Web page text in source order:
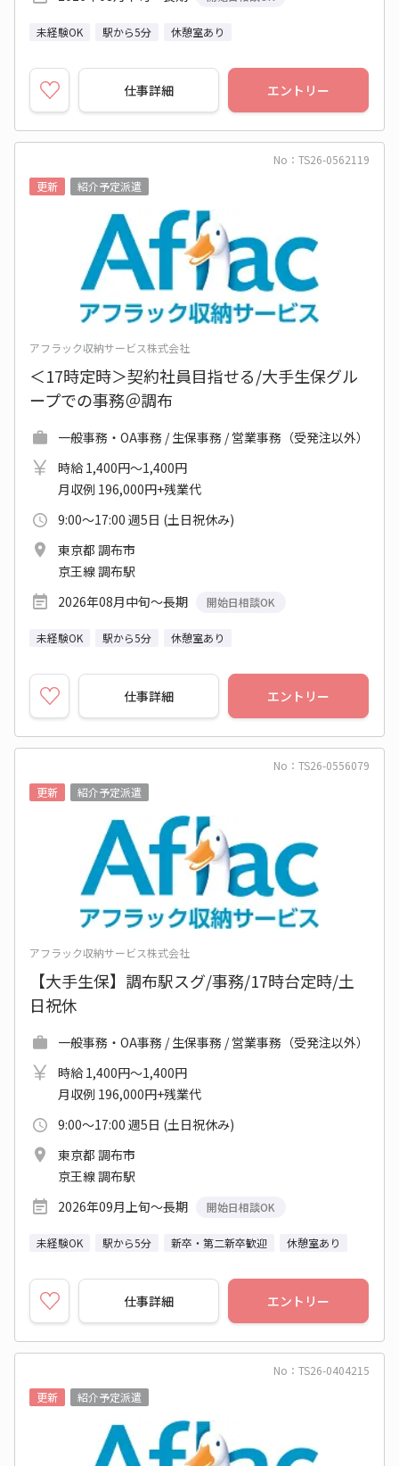
未経験OK 駅から5分 休憩室あり
仕事詳細 エントリー
No：TS26-0562119
更新
紹介予定派遣
アフラック収納サービス株式会社
＜17時定時＞契約社員目指せる/大手生保グル
ープでの事務＠調布
一般事務・OA事務 / 生保事務 / 営業事務（受発注以外）
時給 1,400円～1,400円
月収例 196,000円+残業代
9:00～17:00 週5日 (土日祝休み)
東京都 調布市
京王線 調布駅
2026年08月中旬～長期
開始日相談OK
未経験OK 駅から5分 休憩室あり
仕事詳細 エントリー
No：TS26-0556079
更新
紹介予定派遣
アフラック収納サービス株式会社
【大手生保】調布駅スグ/事務/17時台定時/土
日祝休
一般事務・OA事務 / 生保事務 / 営業事務（受発注以外）
時給 1,400円～1,400円
月収例 196,000円+残業代
9:00～17:00 週5日 (土日祝休み)
東京都 調布市
京王線 調布駅
2026年09月上旬～長期
開始日相談OK
未経験OK 駅から5分 新卒・第二新卒歓迎 休憩室あり
仕事詳細 エントリー
No：TS26-0404215
更新
紹介予定派遣